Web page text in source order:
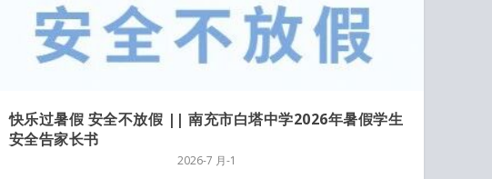
快乐过暑假 安全不放假 || 南充市白塔中学2026年暑假学生
安全告家长书
2026-7 月-1